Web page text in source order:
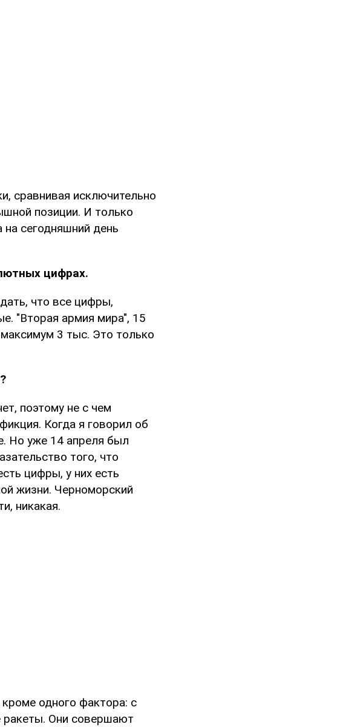
сравнивая исключительно
позиции. И только
на сегодняшний день
цифрах.
что все цифры,
"Вторая армия мира", 15
3 тыс. Это только
поэтому не с чем
Когда я говорил об
Но уже 14 апреля был
того, что
цифры, у них есть
жизни. Черноморский
никакая.
одного фактора: с
ракеты. Они совершают